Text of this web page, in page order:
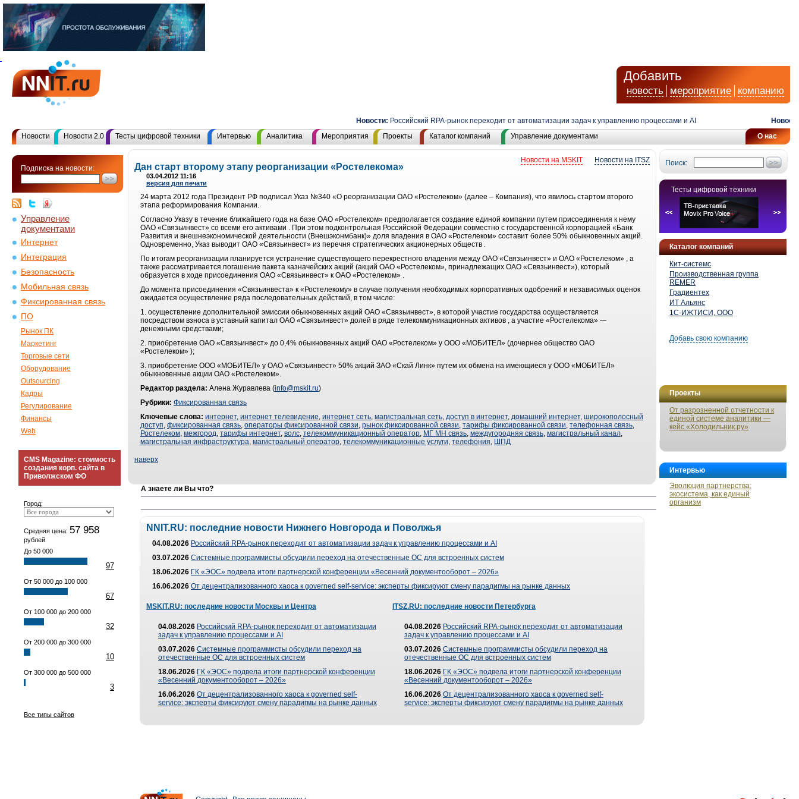
Добавить
новость мероприятие компанию
Новости: Российский RPA-рынок переходит от автоматизации задач к управлению процессами и AI Новости:
О нас
Новости Новости 2.0 Тесты цифровой техники Интервью Аналитика Мероприятия Проекты Каталог компаний Управление документами
Подписка на новости:
Управление
документами
Интернет
Интеграция
Безопасность
Мобильная связь
Фиксированная связь
ПО
Рынок ПК
Маркетинг
Торговые сети
Оборудование
Outsourcing
Кадры
Регулирование
Финансы
Web
CMS Magazine: стоимость
создания корп. сайта в
Приволжском ФО
Город:
Средняя цена: 57 958
рублей
До 50 000
97
От 50 000 до 100 000
67
От 100 000 до 200 000
32
От 200 000 до 300 000
10
От 300 000 до 500 000
3
Все типы сайтов
Поиск:
Тесты цифровой техники
Каталог компаний
Кит-системс
Производственная группа
REMER
Градиентех
ИТ Альянс
1С-ИЖТИСИ, ООО
Добавь свою компанию
Проекты
От разрозненной отчетности к
единой системе аналитики —
кейс «Холодильник.ру»
Интервью
Эволюция партнерства:
экосистема, как единый
организм
Новости на ITSZ
Новости на MSKIT
Дан старт второму этапу реорганизации «Ростелекома»
03.04.2012 11:16
версия для печати
24 марта 2012 года Президент РФ подписал Указ №340 «О реорганизации ОАО «Ростелеком» (далее – Компания), что явилось стартом второго
этапа реформирования Компании.
Согласно Указу в течение ближайшего года на базе ОАО «Ростелеком» предполагается создание единой компании путем присоединения к нему
ОАО «Связьинвест» со всеми его активами . При этом подконтрольная Российской Федерации совместно с государственной корпорацией «Банк
Развития и внешнеэкономической деятельности (Внешэконмбанк)» доля владения в ОАО «Ростелеком» составит более 50% обыкновенных акций.
Одновременно, Указ выводит ОАО «Связьинвест» из перечня стратегических акционерных обществ .
По итогам реорганизации планируется устранение существующего перекрестного владения между ОАО «Связьинвест» и ОАО «Ростелеком» , а
также рассматривается погашение пакета казначейских акций (акций ОАО «Ростелеком», принадлежащих ОАО «Связьинвест»), который
образуется в ходе присоединения ОАО «Связьинвест» к ОАО «Ростелеком» .
До момента присоединения «Связьинвеста» к «Ростелекому» в случае получения необходимых корпоративных одобрений и независимых оценок
ожидается осуществление ряда последовательных действий, в том числе:
1. осуществление дополнительной эмиссии обыкновенных акций ОАО «Связьинвест», в которой участие государства осуществляется
посредством взноса в уставный капитал ОАО «Связьинвест» долей в ряде телекоммуникационных активов , а участие «Ростелекома» -–
денежными средствами;
2. приобретение ОАО «Связьинвест» до 0,4% обыкновенных акций ОАО «Ростелеком» у ООО «МОБИТЕЛ» (дочернее общество ОАО
«Ростелеком» );
3. приобретение ООО «МОБИТЕЛ» у ОАО «Связьинвест» 50% акций ЗАО «Скай Линк» путем их обмена на имеющиеся у ООО «МОБИТЕЛ»
обыкновенные акции ОАО «Ростелеком».
Редактор раздела: Алена Журавлева (info@mskit.ru)
Рубрики: Фиксированная связь
Ключевые слова: интернет, интернет телевидение, интернет сеть, магистральная сеть, доступ в интернет, домашний интернет, широкополосный
доступ, фиксированная связь, операторы фиксированной связи, рынок фиксированной связи, тарифы фиксированной связи, телефонная связь,
Ростелеком, межгород, тарифы интернет, волс, телекоммуникационный оператор, МГ МН связь, междугородняя связь, магистральный канал,
магистральная инфраструктура, магистральный оператор, телекоммуникационные услуги, телефония, ШПД
наверх
А знаете ли Вы что?
NNIT.RU: последние новости Нижнего Новгорода и Поволжья
04.08.2026 Российский RPA-рынок переходит от автоматизации задач к управлению процессами и AI
03.07.2026 Системные программисты обсудили переход на отечественные ОС для встроенных систем
18.06.2026 ГК «ЭОС» подвела итоги партнерской конференции «Весенний документооборот – 2026»
16.06.2026 От децентрализованного хаоса к governed self-service: эксперты фиксируют смену парадигмы на рынке данных
MSKIT.RU: последние новости Москвы и Центра
04.08.2026 Российский RPA-рынок переходит от автоматизации
задач к управлению процессами и AI
03.07.2026 Системные программисты обсудили переход на
отечественные ОС для встроенных систем
18.06.2026 ГК «ЭОС» подвела итоги партнерской конференции
«Весенний документооборот – 2026»
16.06.2026 От децентрализованного хаоса к governed self-
service: эксперты фиксируют смену парадигмы на рынке данных
ITSZ.RU: последние новости Петербурга
04.08.2026 Российский RPA-рынок переходит от автоматизации
задач к управлению процессами и AI
03.07.2026 Системные программисты обсудили переход на
отечественные ОС для встроенных систем
18.06.2026 ГК «ЭОС» подвела итоги партнерской конференции
«Весенний документооборот – 2026»
16.06.2026 От децентрализованного хаоса к governed self-
service: эксперты фиксируют смену парадигмы на рынке данных